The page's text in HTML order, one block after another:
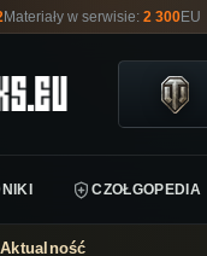
Materiały w serwisie: 2 300EU
CZOŁGOPEDIA
Aktualność